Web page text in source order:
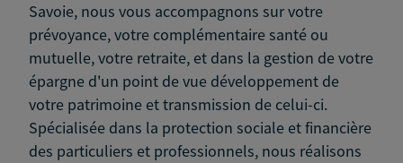
Savoie, nous vous accompagnons sur votre
prévoyance, votre complémentaire santé ou
mutuelle, votre retraite, et dans la gestion de votre
épargne d'un point de vue développement de
votre patrimoine et transmission de celui-ci.
Spécialisée dans la protection sociale et financière
des particuliers et professionnels, nous réalisons